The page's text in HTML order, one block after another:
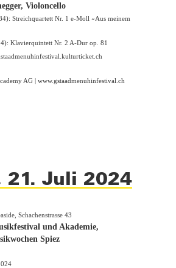
Violoncello
Streichquartett Nr. 1 e-Moll «Aus meinem
Klavierquintett Nr. 2 A-Dur op. 81
AG | www.gstaadmenuhinfestival.ch
21. Juli 2024
Schachenstrasse 43
und Akademie,
Spiez